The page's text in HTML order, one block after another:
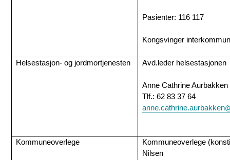
Pasienter: 116 117
Kongsvinger
Helsestasjon- og jordmortjenesten Avd.leder helsestasjonen
Anne Cathrine Aurbakken
Tlf.: 62 83 37 64
Kommuneoverlege
Kommuneoverlege
Nilsen